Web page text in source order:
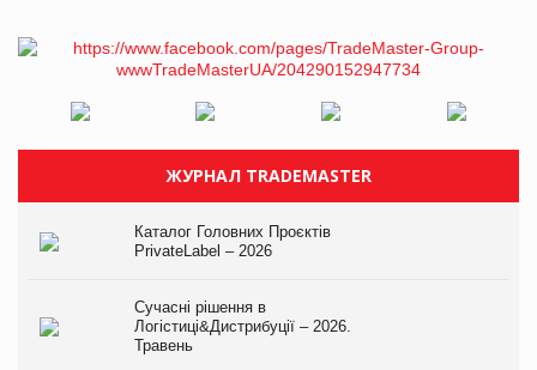
ЖУРНАЛ TRADEMASTER
Каталог Головних Проєктів
PrivateLabel – 2026
Сучасні рішення в
Логістиці&Дистрибуції – 2026.
Травень